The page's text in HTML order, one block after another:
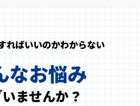
ればいいのかわからない
なお悩み
ませんか？